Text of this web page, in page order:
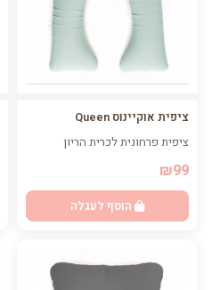
ציפית אוקיינוס Queen
ציפית פרחונית לכרית הריון
₪99
הוסף לעגלה